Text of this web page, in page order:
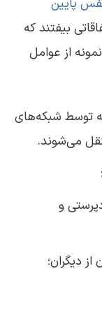
بیفتند که
از عوامل
که توسط شبکه‌های
می‌شوند.
و
دیگران؛